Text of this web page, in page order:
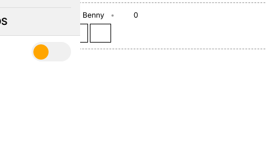
Benny
0